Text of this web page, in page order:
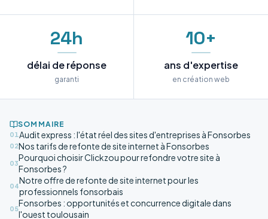
24h
délai de réponse
garanti
10+
ans d'expertise
en création web
SOMMAIRE
01Audit express : l'état réel des sites d'entreprises à Fonsorbes
02Nos tarifs de refonte de site internet à Fonsorbes
03
Pourquoi choisir Clickzou pour refondre votre site à
Fonsorbes ?
04
Notre offre de refonte de site internet pour les
professionnels fonsorbais
05
Fonsorbes : opportunités et concurrence digitale dans
l'ouest toulousain